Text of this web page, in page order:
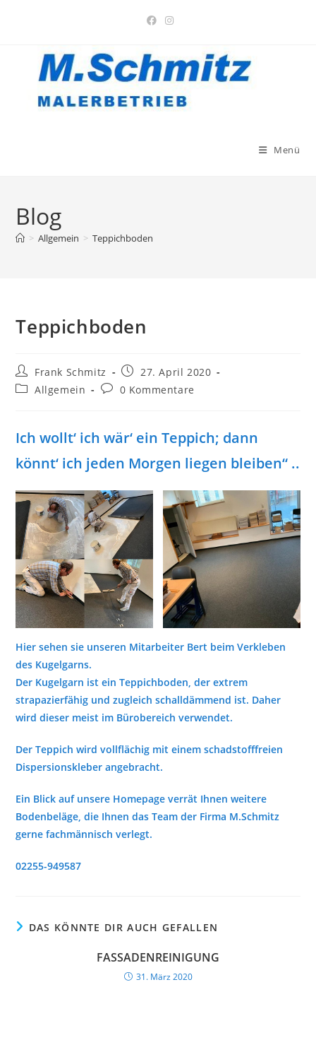
Menü
Blog
> Allgemein > Teppichboden
Teppichboden
Beitrags-
Autor:
Frank Schmitz
Beitrag
veröffentlicht:
27. April 2020
Beitrags-
Allgemein
Beitrags-
0 Kommentare
Ich wollt‘ ich wär‘ ein Teppich; dann
könnt‘ ich jeden Morgen liegen bleiben“ ..
Hier sehen sie unseren Mitarbeiter Bert beim Verkleben
des Kugelgarns.
Der Kugelgarn ist ein Teppichboden, der extrem
strapazierfähig und zugleich schalldämmend ist. Daher
wird dieser meist im Bürobereich verwendet.
Der Teppich wird vollflächig mit einem schadstofffreien
Dispersionskleber angebracht.
Ein Blick auf unsere Homepage verrät Ihnen weitere
Bodenbeläge, die Ihnen das Team der Firma M.Schmitz
gerne fachmännisch verlegt.
02255-949587
DAS KÖNNTE DIR AUCH GEFALLEN
FASSADENREINIGUNG
31. März 2020